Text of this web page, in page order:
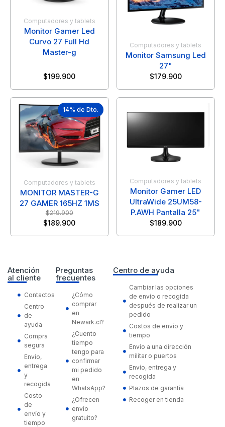
Computadores y tablets
Monitor Gamer Led
Curvo 27 Full Hd
Master-g
$199.900
Computadores y tablets
Monitor Samsung Led
27"
$179.900
14% de Dto.
Computadores y tablets
MONITOR MASTER-G
27 GAMER 165HZ 1MS
$219.900
$189.900
Computadores y tablets
Monitor Gamer LED
UltraWide 25UM58-
P.AWH Pantalla 25"
$189.900
Atención
al cliente
Contactos
Centro
de
ayuda
Compra
segura
Envío,
entrega
y
recogida
Costo
de
envío y
tiempo
Preguntas
frecuentes
¿Cómo
comprar
en
Newark.cl?
¿Cuento
tiempo
tengo para
confirmar
mi pedido
en
WhatsApp?
¿Ofrecen
envío
gratuito?
Centro de ayuda
Cambiar las opciones
de envío o recogida
después de realizar un
pedido
Costos de envío y
tiempo
Envío a una dirección
militar o puertos
Envío, entrega y
recogida
Plazos de garantía
Recoger en tienda